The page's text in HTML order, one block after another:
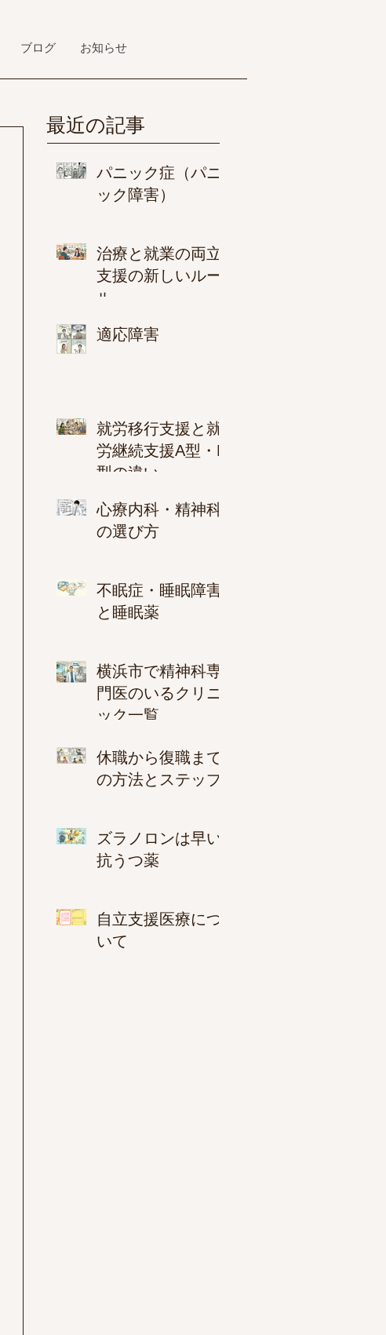
ブログ お知らせ
最近の記事
パニック症（パニ
ック障害）
治療と就業の両立
支援の新しいルー
ル
適応障害
就労移行支援と就
労継続支援A型・B
型の違い
心療内科・精神科
の選び方
不眠症・睡眠障害
と睡眠薬
横浜市で精神科専
門医のいるクリニ
ック一覧
休職から復職まで
の方法とステップ
ズラノロンは早い
抗うつ薬
自立支援医療につ
いて